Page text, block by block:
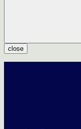
close